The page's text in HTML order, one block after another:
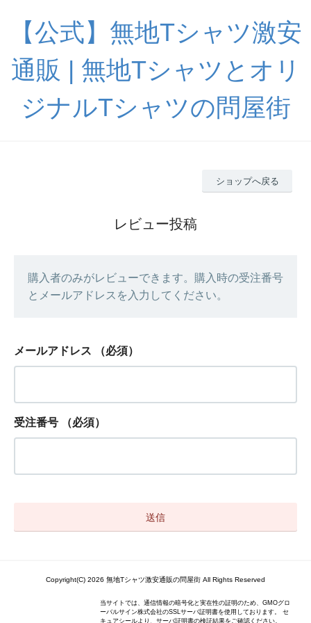
【公式】無地Tシャツ激安
通販 | 無地Tシャツとオリ
ジナルTシャツの問屋街
ショップへ戻る
レビュー投稿
購入者のみがレビューできます。購入時の受注番号
とメールアドレスを入力してください。
メールアドレス （必須）
受注番号 （必須）
Copyright(C) 2026 無地Tシャツ激安通販の問屋街 All Rights Reserved
当サイトでは、通信情報の暗号化と実在性の証明のため、GMOグロ
ーバルサイン株式会社のSSLサーバ証明書を使用しております。 セ
キュアシールより、サーバ証明書の検証結果をご確認ください。